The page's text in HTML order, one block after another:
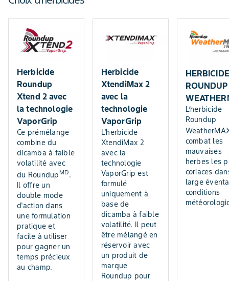
canola spontané (non tolérant au glyphosate)
érodium cicutaire
gaillet grateron
grande, petite)
kochia à balais
laiteron potager
laitue scariole
lampourde glouteron
lin spontané
mauve à feuilles rondes
morelle à trois fleurs
morelle noire de l'Est
moutarde de l'Inde
moutarde des champs
ortie royale
renouée de Pennsylvanie
renouée liseron
renouée persicaire
renouée scabre
sagesse-des-chirurgiens
saponaire des vaches
sarrasin de Tartarie
sicyos anguleux
silène noctiflore
digitaire (astringente, sanguine)
orge spontanée
panic d'automne
panic millet
pied-de-coq
sétaire (glauque, verte)
chardon des champs
chiendent
laiteron des champs
liseron des champs
orge queue d'écureuil
pissenlit
souchet comestible
Herbicide
Roundup
Xtend 2 avec
la technologie
VaporGrip
Ce prémélange
combine du
dicamba à faible
volatilité avec
du Roundup MD.
Il offre un
double mode
d'action dans
une formulation
pratique et
facile à utiliser
pour gagner un
temps précieux
au champ.
Herbicide
XtendiMax 2
avec la
technologie
VaporGrip
L'herbicide
XtendiMax 2
avec la
technologie
VaporGrip est
formulé
uniquement à
base de
dicamba à faible
volatilité. Il peut
être mélangé en
réservoir avec
un produit de
marque
Roundup pour
HERBICIDE
ROUNDUP
L’herbicide
Roundup
combat les
mauvaises
herbes les
coriaces
large
conditions